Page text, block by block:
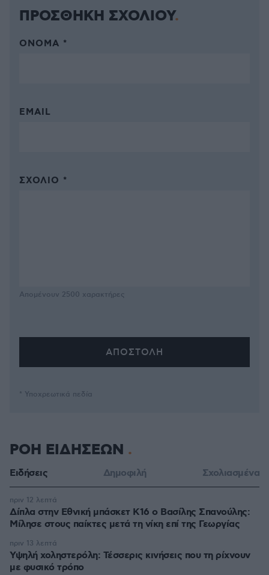
ΠΡΟΣΘΗΚΗ ΣΧΟΛΙΟΥ
ΌΝΟΜΑ *
EMAIL
ΣΧΌΛΙΟ *
Απομένουν 2500 χαρακτήρες
* Υποχρεωτικά πεδία
ΡΟΗ ΕΙΔΗΣΕΩΝ
Ειδήσεις Δημοφιλή Σχολιασμένα
Δίπλα στην Εθνική μπάσκετ Κ16 ο Βασίλης Σπανούλης:
Μίλησε στους παίκτες μετά τη νίκη επί της Γεωργίας
πριν 12 λεπτά
Υψηλή χοληστερόλη: Τέσσερις κινήσεις που τη ρίχνουν
με φυσικό τρόπο
πριν 13 λεπτά